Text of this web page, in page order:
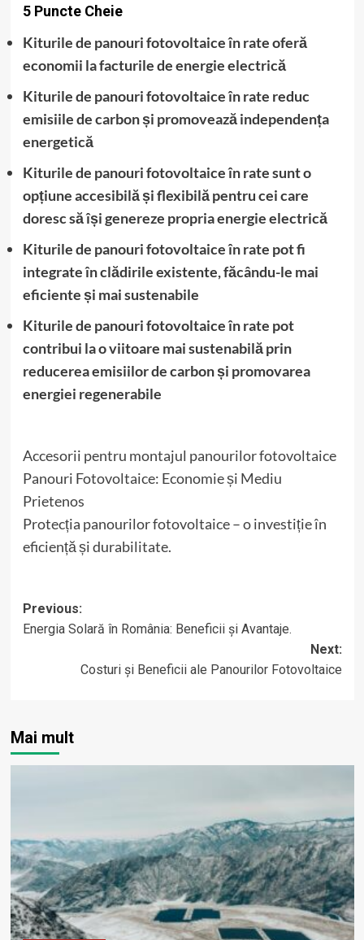
5 Puncte Cheie
Kiturile de panouri fotovoltaice în rate oferă
economii la facturile de energie electrică
Kiturile de panouri fotovoltaice în rate reduc
emisiile de carbon și promovează independența
energetică
Kiturile de panouri fotovoltaice în rate sunt o
opțiune accesibilă și flexibilă pentru cei care
doresc să își genereze propria energie electrică
Kiturile de panouri fotovoltaice în rate pot fi
integrate în clădirile existente, făcându-le mai
eficiente și mai sustenabile
Kiturile de panouri fotovoltaice în rate pot
contribui la o viitoare mai sustenabilă prin
reducerea emisiilor de carbon și promovarea
energiei regenerabile
Accesorii pentru montajul panourilor fotovoltaice
Panouri Fotovoltaice: Economie și Mediu
Prietenos
Protecția panourilor fotovoltaice – o investiție în
eficiență și durabilitate.
Post
navigation
Previous:
Energia Solară în România: Beneficii și Avantaje.
Next:
Costuri și Beneficii ale Panourilor Fotovoltaice
Mai mult